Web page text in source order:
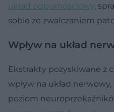
układ odpornościowy,
sobie ze zwalczaniem
Wpływ na układ
Ekstrakty pozyskiwane z
wpływ na układ
poziom